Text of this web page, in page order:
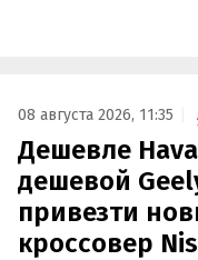
08 августа 2026, 11:35
Дешевле
дешевой
привезти
кроссовер